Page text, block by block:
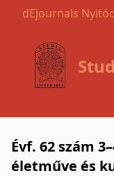
dEjournals
Évf. 62 szám
életműve és